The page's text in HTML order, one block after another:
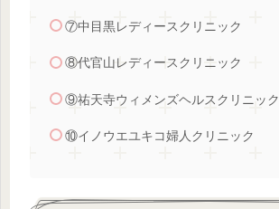
⑦中目黒レディースクリニック
⑧代官山レディースクリニック
⑨祐天寺ウィメンズヘルスクリニック
⑩イノウエユキコ婦人クリニック